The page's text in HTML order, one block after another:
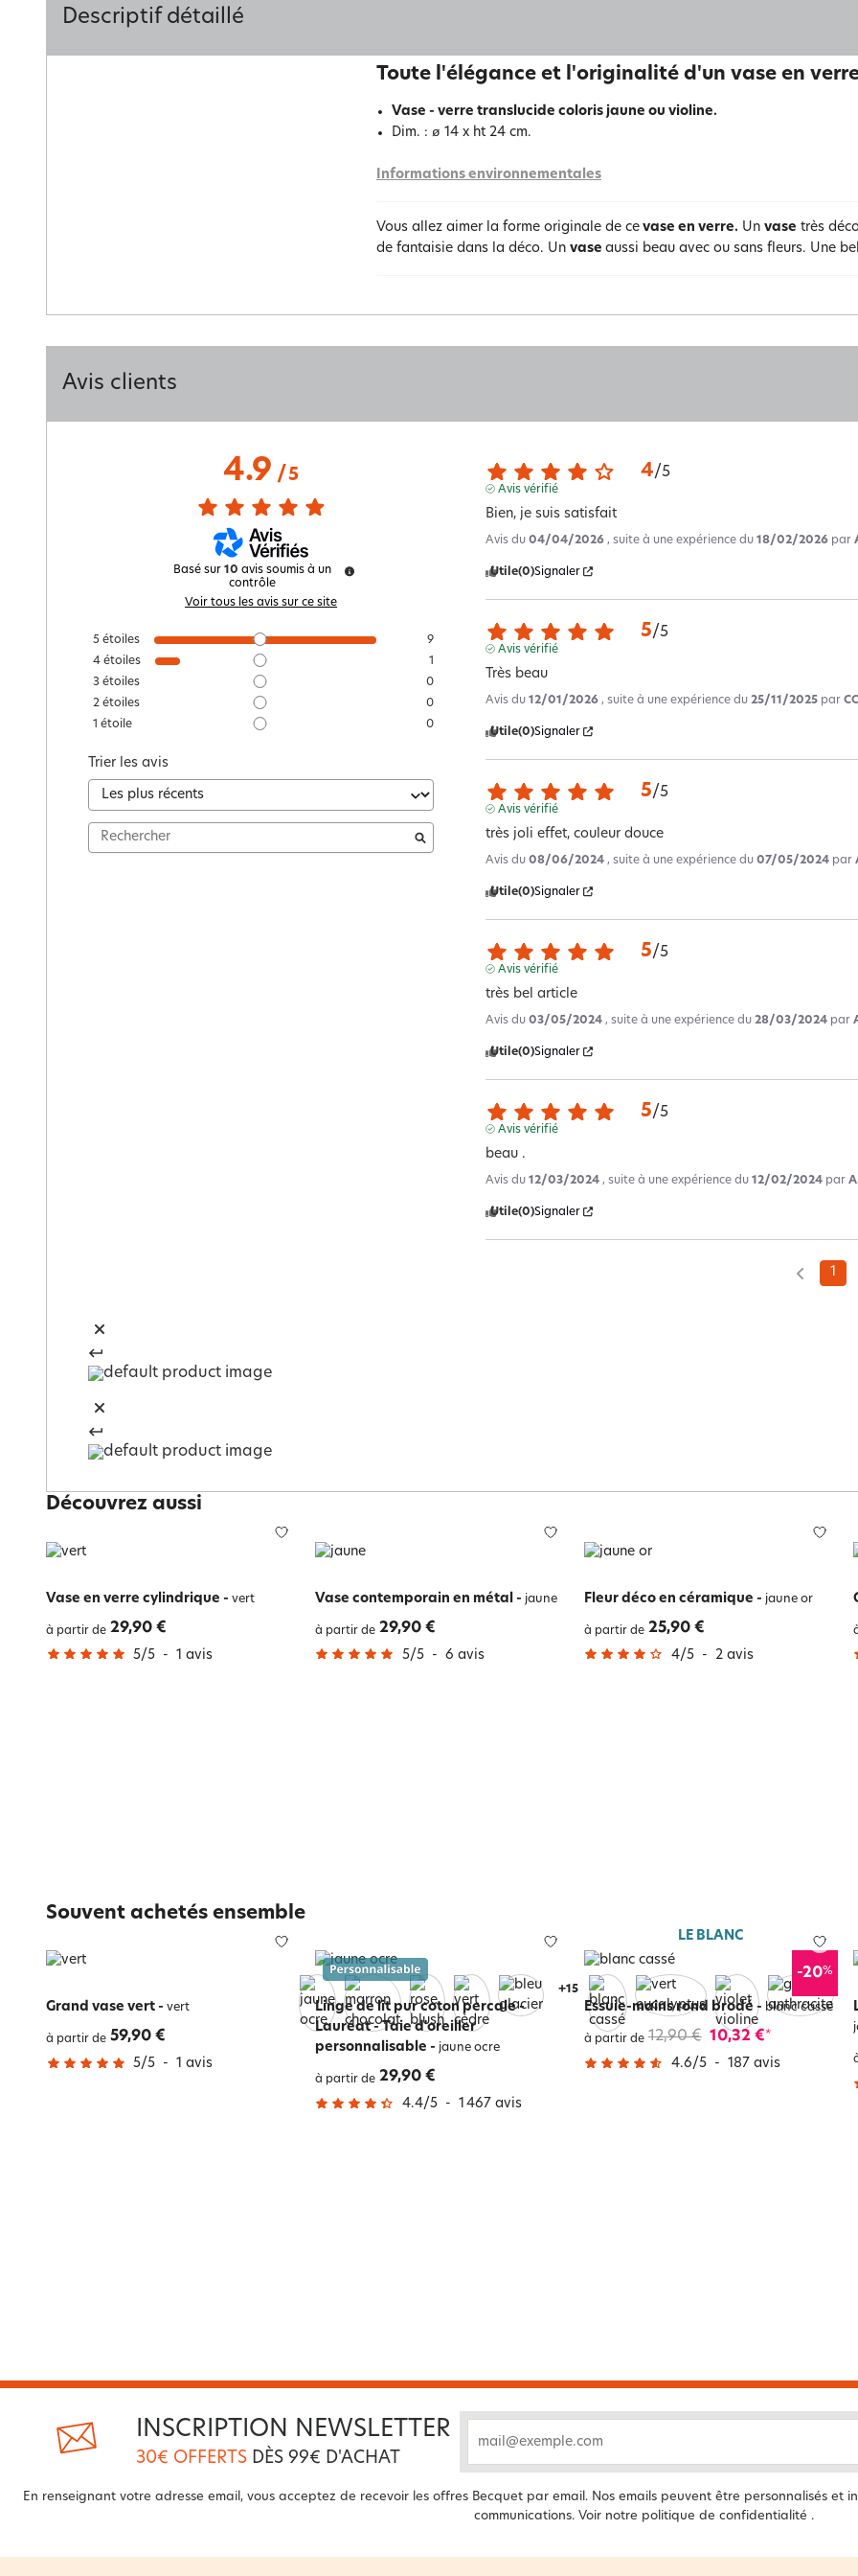
Descriptif détaillé
Toute l'élégance et l'originalité d'un vase en
Vase - verre translucide coloris jaune ou violine.
Dim. : ø 14 x ht 24 cm.
Informations environnementales
Vous allez aimer la forme originale de ce vase en verre. Un vase très
de fantaisie dans la déco. Un vase aussi beau avec ou sans fleurs. Une
Avis clients
4.9/ 5
Basé sur10 avis soumis à un
contrôle
Voir tous les avis sur ce site
5 étoiles
9
4 étoiles
1
3 étoiles
0
2 étoiles
0
1 étoile 0
Trier les avis
4/5
Avis vérifié
Bien, je suis satisfait
Avis du04/04/2026 , suite à une expérience du18/02/2026 par
Utile(0)Signaler
5/5
Avis vérifié
Très beau
Avis du12/01/2026 , suite à une expérience du25/11/2025 par
Utile(0)Signaler
5/5
Avis vérifié
très joli effet, couleur douce
Avis du08/06/2024 , suite à une expérience du07/05/2024 par
Utile(0)Signaler
5/5
Avis vérifié
très bel article
Avis du03/05/2024 , suite à une expérience du28/03/2024 par
Utile(0)Signaler
5/5
Avis vérifié
beau .
Avis du12/03/2024 , suite à une expérience du12/02/2024 par
Utile(0)Signaler
1
Découvrez aussi
Vase en verre cylindrique - vert
à partir de 29,90 €
5/5 - 1 avis
Vase contemporain en métal - jaune
à partir de 29,90 €
5/5 - 6 avis
Fleur déco en céramique - jaune or
à partir de 25,90 €
4/5 - 2 avis
Souvent achetés ensemble
Grand vase vert - vert
à partir de 59,90 €
5/5 - 1 avis
+19
Linge de lit pur coton percale -
Lauréat - Taie d'oreiller
personnalisable - jaune ocre
à partir de 29,90 €
4.4/5 - 1 467 avis
LE BLANC
-20%
Essuie-mains rond brodé - blanc cassé
à partir de 12,90 € 10,32 €*
4.6/5 - 187 avis
INSCRIPTION NEWSLETTER
30€ OFFERTS DÈS 99€ D'ACHAT
En renseignant votre adresse email, vous acceptez de recevoir les offres Becquet par email. Nos emails peuvent être personnalisés et
communications. Voir notre politique de confidentialité .